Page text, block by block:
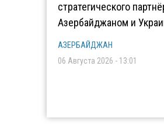
стратегического
Азербайджаном и
АЗЕРБАЙДЖАН
06 Августа 2026 - 13:01